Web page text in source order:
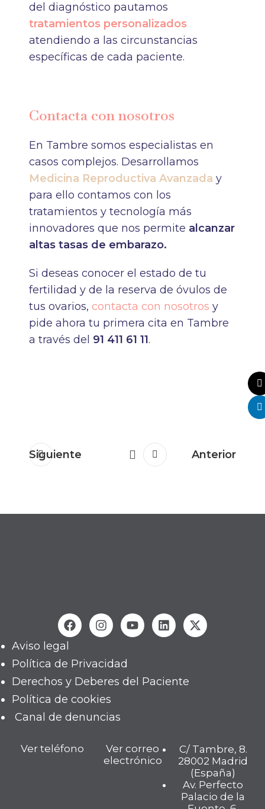
del diagnóstico pautamos
tratamientos personalizados
atendiendo a las circunstancias
específicas de cada paciente.
Contacta con nosotros
En Tambre somos especialistas en
casos complejos. Desarrollamos
Medicina Reproductiva Avanzada y
para ello contamos con los
tratamientos y tecnología más
innovadores que nos permite alcanzar
altas tasas de embarazo.
Si deseas conocer el estado de tu
fertilidad y de la reserva de óvulos de
tus ovarios, contacta con nosotros y
pide ahora tu primera cita en Tambre
a través del 91 411 61 11.
Siguiente Anterior
Aviso legal
Política de Privacidad
Derechos y Deberes del Paciente
Política de cookies
Canal de denuncias
Ver teléfono
Ver correo
electrónico
C/ Tambre, 8.
28002 Madrid
(España)
Av. Perfecto
Palacio de la